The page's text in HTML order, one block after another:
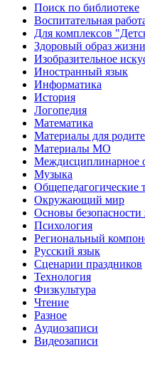
Поиск по библиотеке
Воспитательная
Для комплексов
Здоровый образ жизни
Изобразительное
Иностранный язык
Информатика
История
Логопедия
Математика
Материалы для
Материалы МО
Междисциплинарное
Музыка
Общепедагогические
Окружающий мир
Основы безопасности
Психология
Региональный
Русский язык
Сценарии праздников
Технология
Физкультура
Чтение
Разное
Аудиозаписи
Видеозаписи